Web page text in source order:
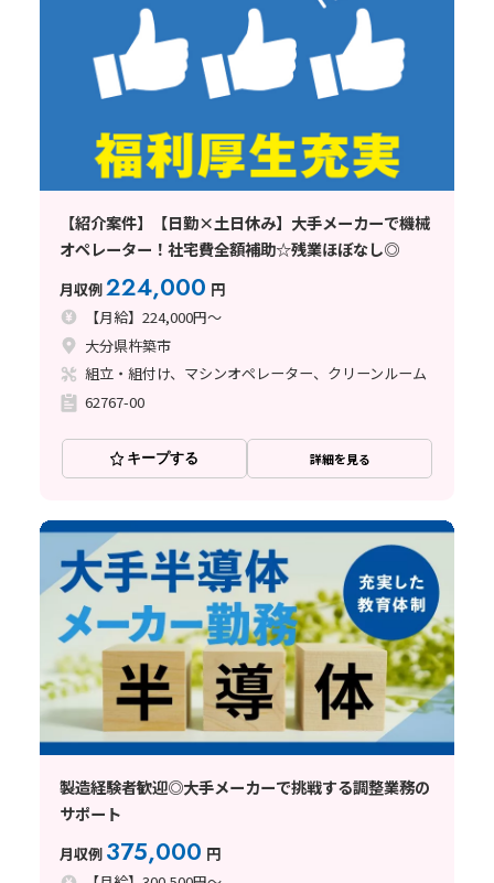
【紹介案件】【日勤×土日休み】大手メーカーで機械
オペレーター！社宅費全額補助☆残業ほぼなし◎
月収例224,000 円
【月給】224,000円～
大分県杵築市
組立・組付け、マシンオペレーター、クリーンルーム
62767-00
キープする 詳細を見る
製造経験者歓迎◎大手メーカーで挑戦する調整業務の
サポート
月収例 375,000 円